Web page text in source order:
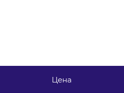
Цена